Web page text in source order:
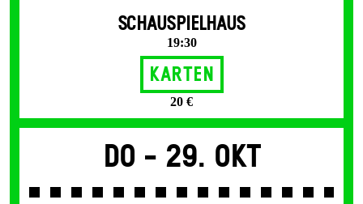
SCHAUSPIELHAUS
19:30
Karten
20 €
Do - 29. Okt